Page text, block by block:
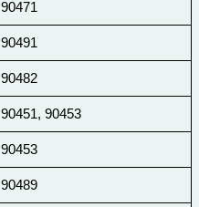
90471
90491
90482
90451, 90453
90453
90489